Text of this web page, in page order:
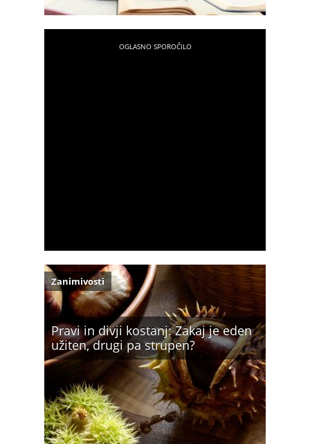
Pravi in divji kostanj: Zakaj je eden
užiten, drugi pa strupen?
Zanimivosti